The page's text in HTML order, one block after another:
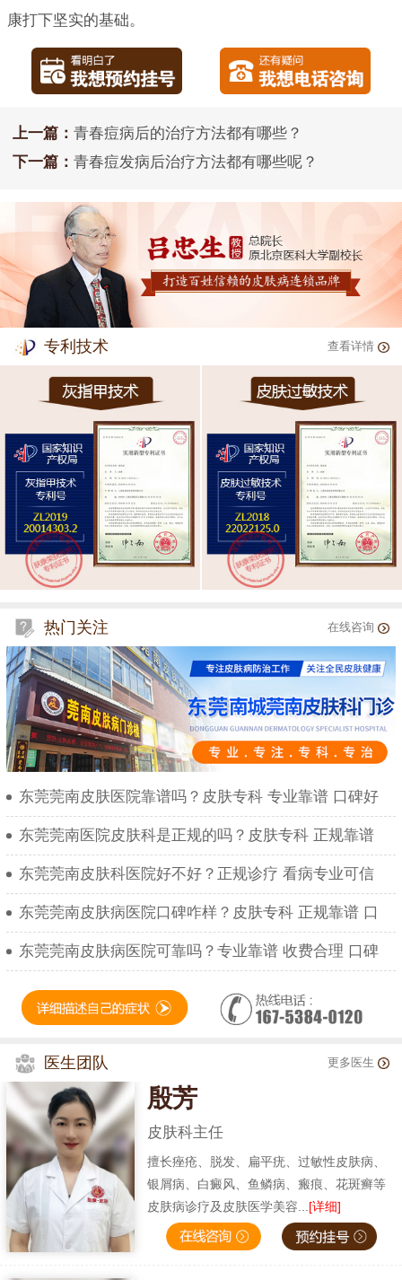
康打下坚实的基础。
上一篇： 青春痘病后的治疗方法都有哪些？
下一篇： 青春痘发病后治疗方法都有哪些呢？
专利技术 查看详情
热门关注 在线咨询
东莞莞南皮肤医院靠谱吗？皮肤专科 专业靠谱 口碑好
东莞莞南医院皮肤科是正规的吗？皮肤专科 正规靠谱
东莞莞南皮肤科医院好不好？正规诊疗 看病专业可信
东莞莞南皮肤病医院口碑咋样？皮肤专科 正规靠谱 口
东莞莞南皮肤病医院可靠吗？专业靠谱 收费合理 口碑
医生团队 更多医生
殷芳
皮肤科主任
擅长痤疮、脱发、扁平疣、过敏性皮肤病、
银屑病、白癜风、鱼鳞病、瘢痕、花斑癣等
皮肤病诊疗及皮肤医学美容... [详细]